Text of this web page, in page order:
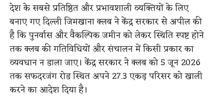
देश के सबसे प्रतिष्ठित और प्रभावशाली व्यक्तियों के लिए
बनाए गए दिल्ली जिमखाना क्लब ने केंद्र सरकार से अपील की
है कि पुनर्वास और वैकल्पिक जमीन को लेकर स्थिति स्पष्ट होने
तक क्लब की गतिविधियों और संचालन में किसी प्रकार का
व्यवधान न डाला जाए। केंद्र सरकार ने क्लब को 5 जून 2026
तक सफदरजंग रोड स्थित अपने 27.3 एकड़ परिसर को खाली
करने का आदेश दिया है।